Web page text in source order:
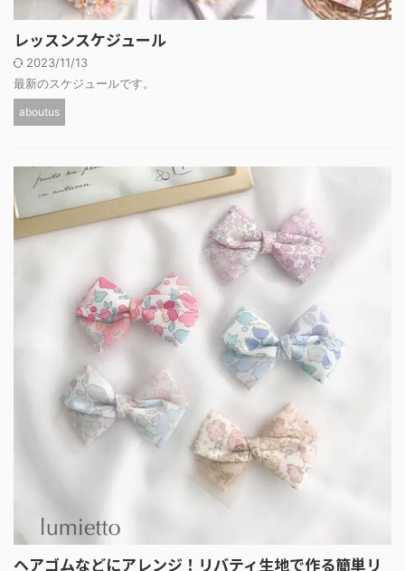
レッスンスケジュール
2023/11/13
最新のスケジュールです。
aboutus
ヘアゴムなどにアレンジ！リバティ生地で作る簡単リ